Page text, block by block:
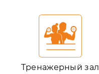
Тренажерный зал